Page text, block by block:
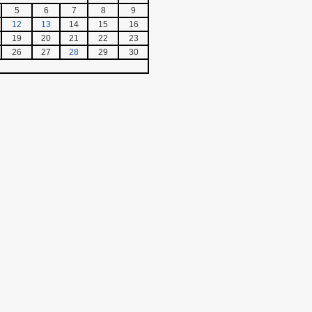
5
6 7 8
9
12
13 14 15
16
19
20 21 22
23
26
27 28 29 30